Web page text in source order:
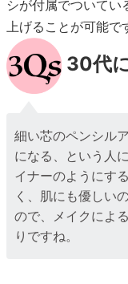
シが付属でついてい
上げることが可能で
30代
細い芯のペンシル
になる、という人
イナーのようにす
く、肌にも優しい
ので、メイクによ
りですね。